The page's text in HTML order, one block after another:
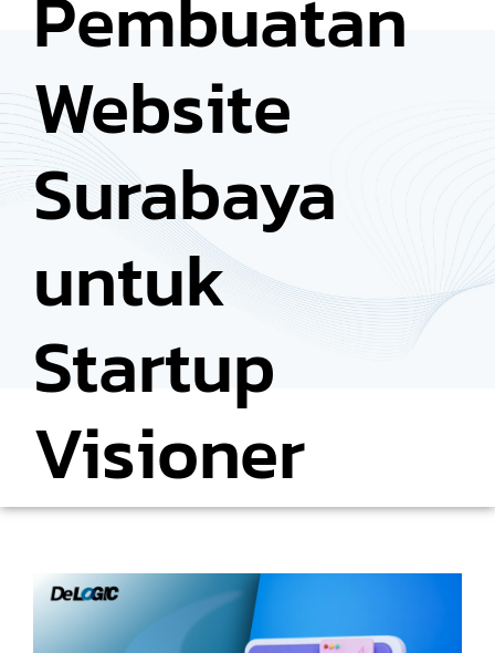
Website
Surabaya
untuk
Startup
Visioner